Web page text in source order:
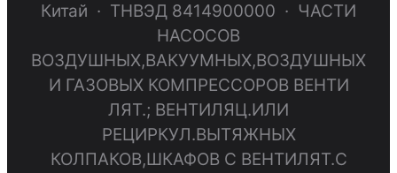
Китай · ТНВЭД 8414900000 · ЧАСТИ
НАСОСОВ
ВОЗДУШНЫХ,ВАКУУМНЫХ,ВОЗДУШНЫХ
И ГАЗОВЫХ КОМПРЕССОРОВ ВЕНТИ
ЛЯТ.; ВЕНТИЛЯЦ.ИЛИ
РЕЦИРКУЛ.ВЫТЯЖНЫХ
КОЛПАКОВ,ШКАФОВ С ВЕНТИЛЯТ.С